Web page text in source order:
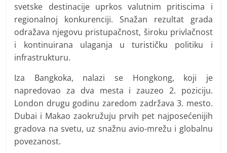
svetske destinacije uprkos valutnim pritiscima i
regionalnoj konkurenciji. Snažan rezultat grada
odražava njegovu pristupačnost, široku privlačnost
i kontinuirana ulaganja u turističku politiku i
infrastrukturu.
Iza Bangkoka, nalazi se Hongkong, koji je
napredovao za dva mesta i zauzeo 2. poziciju.
London drugu godinu zaredom zadržava 3. mesto.
Dubai i Makao zaokružuju prvih pet najposećenijih
gradova na svetu, uz snažnu avio-mrežu i globalnu
povezanost.